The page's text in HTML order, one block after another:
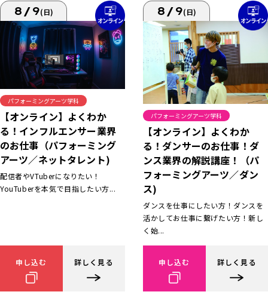
8/9(日)
パフォーミングアーツ学科
【オンライン】よくわか
る！インフルエンサー業界
のお仕事（パフォーミング
アーツ／ネットタレント)
配信者やVTuberになりたい！
YouTuberを本気で目指したい方...
申し込む 詳しく見る
8/9(日)
パフォーミングアーツ学科
【オンライン】よくわか
る！ダンサーのお仕事！ダ
ンス業界の解説講座！（パ
フォーミングアーツ／ダン
ス)
ダンスを仕事にしたい方！ダンスを
活かしてお仕事に繋げたい方！新し
く始...
申し込む 詳しく見る